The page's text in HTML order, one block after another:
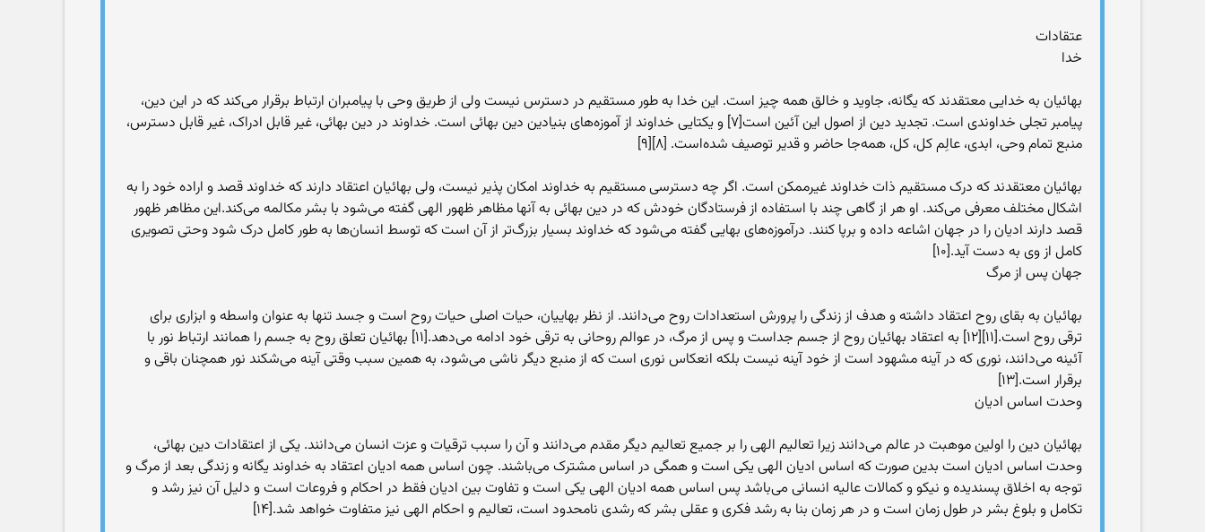
عتقادات
خدا
بهائیان به خدایی معتقدند که یگانه، جاوید و خالق همه چیز است. این خدا به طور مستقیم در دسترس نیست ولی از طریق وحی با پیامبران ارتباط برقرار می‌کند که در این دین،
پیامبر تجلی خداوندی است. تجدید دین از اصول این آئین است[۷] و یکتایی خداوند از آموزه‌های بنیادین دین بهائی است. خداوند در دین بهائی، غیر قابل ادراک، غیر قابل دسترس،
منبع تمام وحی، ابدی، عالِم کل، کل، همه‌جا حاضر و قدیر توصیف شده‌است. [۸][۹]
بهائیان معتقدند که درک مستقیم ذات خداوند غیرممکن است. اگر چه دسترسی مستقیم به خداوند امکان پذیر نیست، ولی بهائیان اعتقاد دارند که خداوند قصد و اراده خود را به
اشکال مختلف معرفی می‌کند. او هر از گاهی چند با استفاده از فرستادگان خودش که در دین بهائی به آنها مظاهر ظهور الهی گفته می‌شود با بشر مکالمه می‌کند.این مظاهر ظهور
قصد دارند ادیان را در جهان اشاعه داده و برپا کنند. درآموزه‌های بهایی گفته می‌شود که خداوند بسیار بزرگ‌تر از آن است که توسط انسان‌ها به طور کامل درک شود وحتی تصویری
کامل از وی به دست آید.[۱۰]
جهان پس از مرگ
بهائیان به بقای روح اعتقاد داشته و هدف از زندگی را پرورش استعدادات روح می‌دانند. از نظر بهاییان، حیات اصلی حیات روح است و جسد تنها به عنوان واسطه و ابزاری برای
ترقی روح است.[۱۱][۱۲] به اعتقاد بهائیان روح از جسم جداست و پس از مرگ، در عوالم روحانی به ترقی خود ادامه می‌دهد.[۱۱] بهائیان تعلق روح به جسم را همانند ارتباط نور با
آئینه می‌دانند، نوری که در آینه مشهود است از خود آینه نیست بلکه انعکاس نوری است که از منبع دیگر ناشی می‌شود، به همین سبب وقتی آینه می‌شکند نور همچنان باقی و
برقرار است.[۱۳]
وحدت اساس ادیان
بهائیان دین را اولین موهبت در عالم می‌دانند زیرا تعالیم الهی را بر جمیع تعالیم دیگر مقدم می‌دانند و آن را سبب ترقیات و عزت انسان می‌دانند. یکی از اعتقادات دین بهائی،
وحدت اساس ادیان است بدین صورت که اساس ادیان الهی یکی است و همگی در اساس مشترک می‌باشند. چون اساس همه ادیان اعتقاد به خداوند یگانه و زندگی بعد از مرگ و
توجه به اخلاق پسندیده و نیکو و کمالات عالیه انسانی می‌باشد پس اساس همه ادیان الهی یکی است و تفاوت بین ادیان فقط در احکام و فروعات است و دلیل آن نیز رشد و
تکامل و بلوغ بشر در طول زمان است و در هر زمان بنا به رشد فکری و عقلی بشر که رشدی نامحدود است، تعالیم و احکام الهی نیز متفاوت خواهد شد.[۱۴]